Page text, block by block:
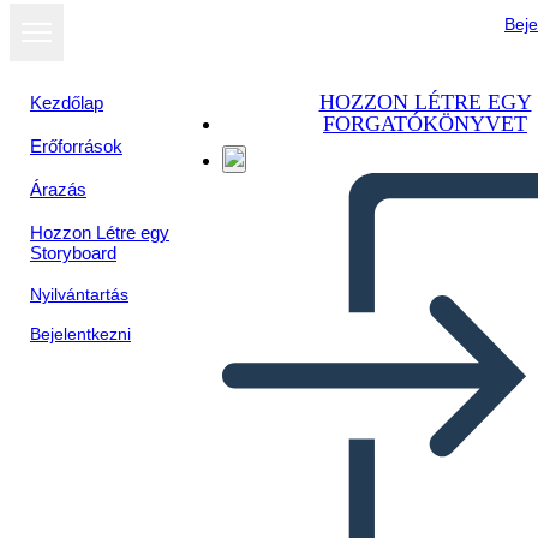
Kezdőlap
Erőforrások
Árazás
Hozzon Létre egy
Storyboard
Nyilvántartás
Bejelentkezni
HOZZON LÉTRE EGY
FORGATÓKÖNYVET